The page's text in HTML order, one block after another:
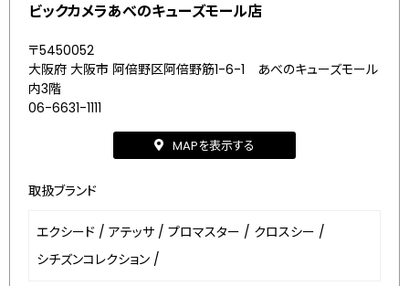
ビックカメラあべのキューズモール店
〒5450052
大阪府 大阪市 阿倍野区阿倍野筋1-6-1 あべのキューズモール
内3階
06-6631-1111
MAPを表示する
取扱ブランド
エクシード / アテッサ / プロマスター / クロスシー /
シチズンコレクション /